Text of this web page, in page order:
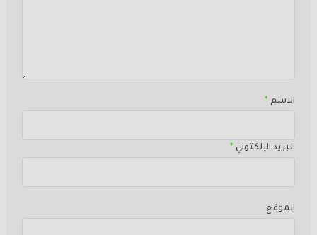
الاسم *
البريد الإلكتوني *
الموقع